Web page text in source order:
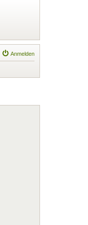
Anmelden